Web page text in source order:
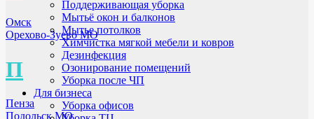
Омск
Орехово-Зуево МО
П
Пенза
Подольск МО
Поддерживающая уборка
Мытьё окон и балконов
Мытье потолков
Химчистка мягкой мебели и ковров
Дезинфекция
Озонирование помещений
Уборка после ЧП
Для бизнеса
Уборка офисов